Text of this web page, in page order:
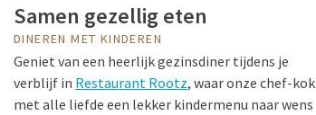
Samen gezellig eten
DINEREN MET KINDEREN
Geniet van een heerlijk gezinsdiner tijdens je
verblijf in Restaurant Rootz, waar onze chef-kok
met alle liefde een lekker kindermenu naar wens